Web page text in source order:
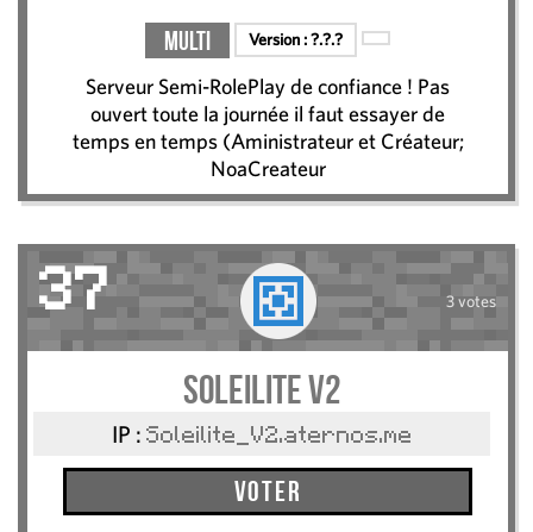
Multi Version :?.?.?
Serveur Semi-RolePlay de confiance ! Pas
ouvert toute la journée il faut essayer de
temps en temps (Aministrateur et Créateur;
NoaCreateur
37 3 votes
Soleilite V2
IP : Soleilite_V2.aternos.me
Voter